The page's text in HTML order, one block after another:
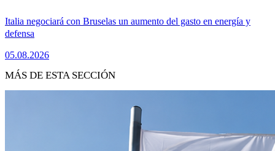
Italia negociará con Bruselas un aumento del gasto en energía y
defensa
05.08.2026
MÁS DE ESTA SECCIÓN